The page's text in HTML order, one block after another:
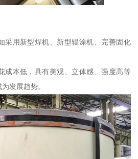
采用新型焊机、新型辊涂机、完善固化
成本低，具有美观、立体感、强度高等
发展趋势。